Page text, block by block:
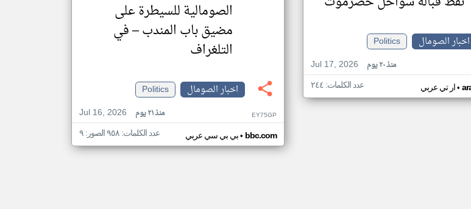
اخبار الصومال
Politics
Jul 17, 2026
منذ ٢٠ يوم
ار تي عربي• عدد الكلمات: ٢٤٤
الصومالية للسيطرة على
مضيق باب المندب – في
التلغراف
اخبار الصومال
Politics
Jul 16, 2026
منذ ٢١ يوم EY75GP
بي بي سي عربي• bbc.com عدد الكلمات: ٩٥٨ الصور: ٩